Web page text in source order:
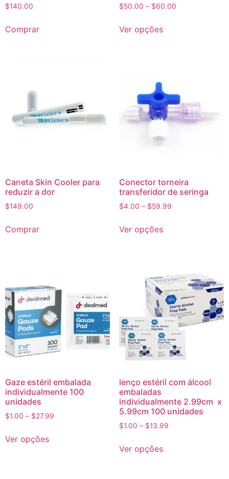
$140.00
Comprar
$50.00 – $60.00
Ver opções
Caneta Skin Cooler para
reduzir a dor
$149.00
Comprar
Conector torneira
transferidor de seringa
$4.00 – $59.99
Ver opções
Gaze estéril embalada
individualmente 100
unidades
$1.00 – $27.99
Ver opções
lenço estéril com álcool
embaladas
individualmente 2.99cm x
5.99cm 100 unidades
$1.00 – $13.99
Ver opções